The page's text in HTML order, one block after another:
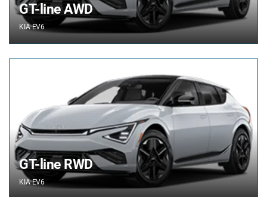
KIAEV6
GT-line AWD
KIAEV6
GT-line RWD